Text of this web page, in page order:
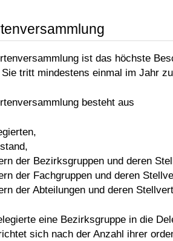
ist das höchste
Sie tritt mindestens einmal im Jahr
besteht aus
der Bezirksgruppen und deren
der Fachgruppen und deren
der Abteilungen und deren
eine Bezirksgruppe in die
sich nach der Anzahl ihrer